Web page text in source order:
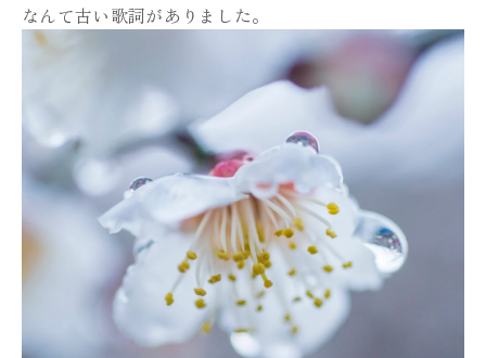
なんて古い歌詞がありました。